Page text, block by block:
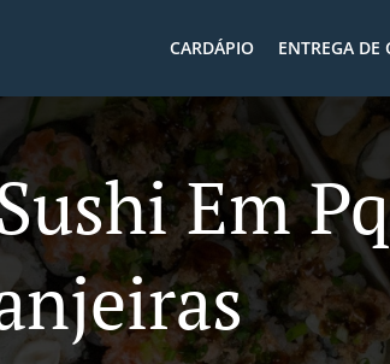
CARDÁPIO ENTREGA DE
Em